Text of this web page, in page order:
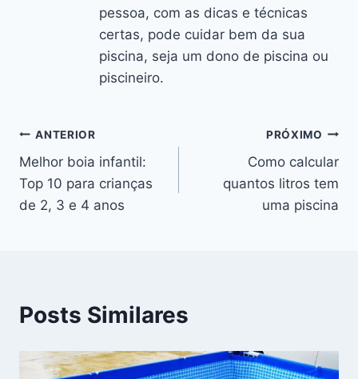
pessoa, com as dicas e técnicas
certas, pode cuidar bem da sua
piscina, seja um dono de piscina ou
piscineiro.
Navegação
de
Post
ANTERIOR
Melhor boia infantil:
Top 10 para crianças
de 2, 3 e 4 anos
PRÓXIMO
Como calcular
quantos litros tem
uma piscina
Posts Similares